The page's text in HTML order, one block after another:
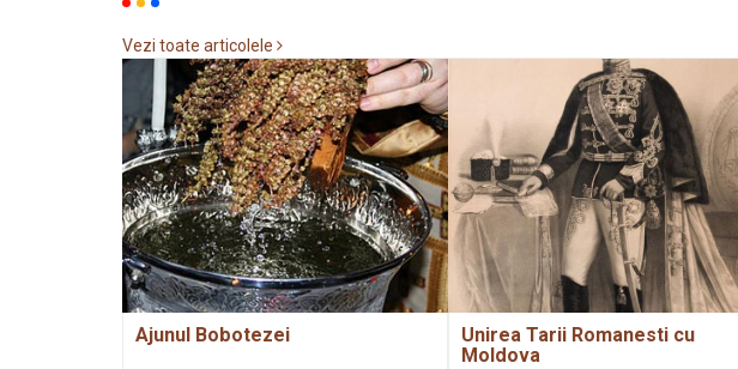
Vezi toate articolele
Ajunul Bobotezei
Unirea Tarii Romanesti cu
Moldova